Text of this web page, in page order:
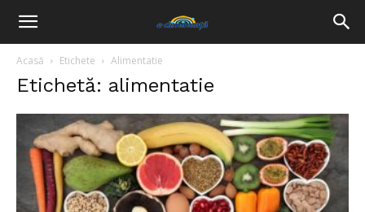
Acasă Etichete Alimentatie
Etichetă: alimentatie